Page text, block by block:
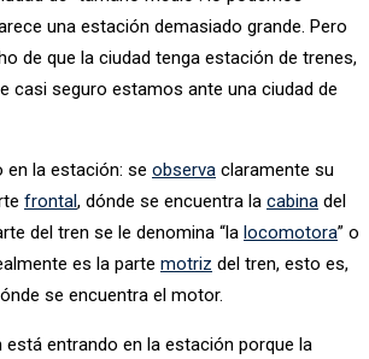
una estación demasiado grande. Pero
de que la ciudad tenga estación de trenes,
casi seguro estamos ante una ciudad de
en la estación: se observa claramente su
frontal, dónde se encuentra la cabina del
del tren se le denomina “la locomotora” o
es la parte motriz del tren, esto es,
se encuentra el motor.
está entrando en la estación porque la